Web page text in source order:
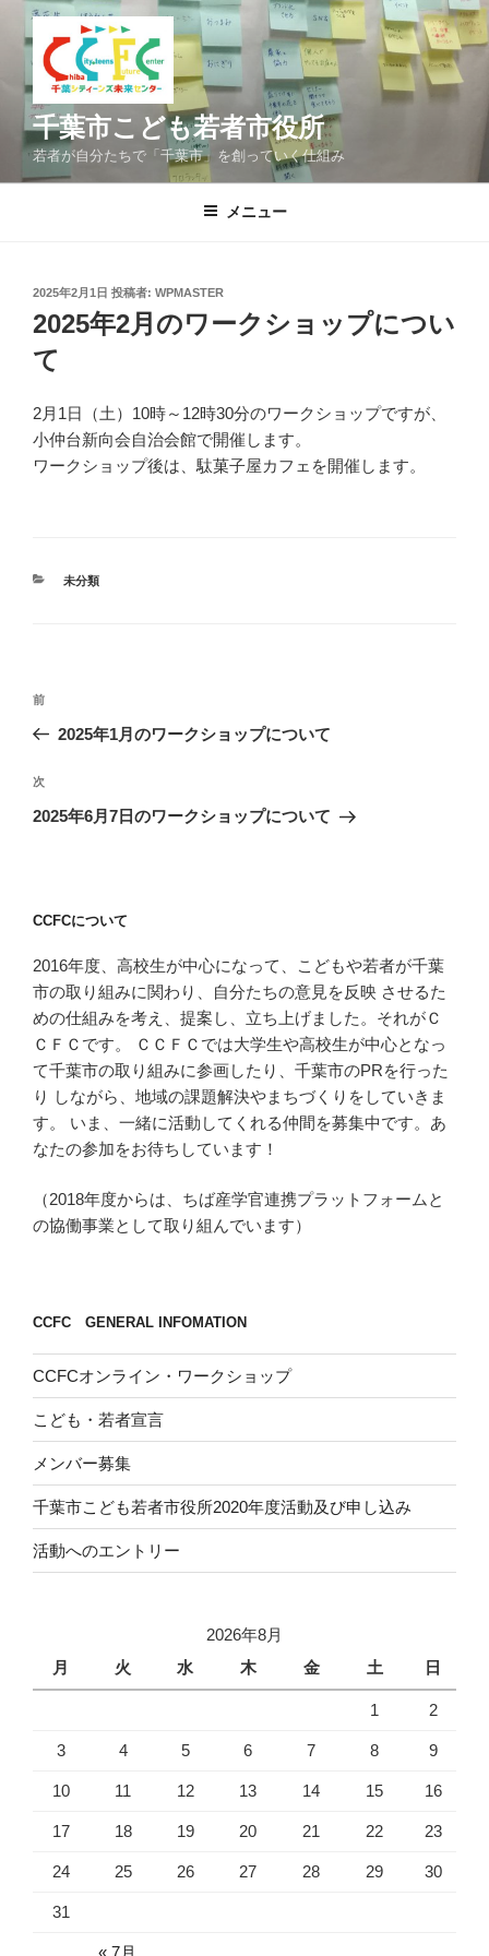
千葉市こども若者市役所
若者が自分たちで「千葉市」を創っていく仕組み
メニュー
投
稿
日:
2025年2月1日 投稿者: WPMASTER
2025年2月のワークショップについ
て
2月1日（土）10時～12時30分のワークショップですが、
小仲台新向会自治会館で開催します。
ワークショップ後は、駄菓子屋カフェを開催します。
カ
未分類
投
ビ
ゲ
ン
前
の
稿
前
2025年1月のワークショップについて
次
の
次
2025年6月7日のワークショップについて
CCFCについて
2016年度、高校生が中心になって、こどもや若者が千葉
市の取り組みに関わり、自分たちの意見を反映 させるた
めの仕組みを考え、提案し、立ち上げました。それがＣ
ＣＦＣです。 ＣＣＦＣでは大学生や高校生が中心となっ
て千葉市の取り組みに参画したり、千葉市のPRを行った
り しながら、地域の課題解決やまちづくりをしていきま
す。 いま、一緒に活動してくれる仲間を募集中です。あ
なたの参加をお待ちしています！
（2018年度からは、ちば産学官連携プラットフォームと
の協働事業として取り組んでいます）
CCFC GENERAL INFOMATION
CCFCオンライン・ワークショップ
こども・若者宣言
メンバー募集
千葉市こども若者市役所2020年度活動及び申し込み
活動へのエントリー
2026年8月
月
火 水 木 金 土 日
1 2
3 4 5 6 7 8 9
10 11 12 13 14 15 16
17 18 19 20 21 22 23
24 25 26 27 28 29 30
31